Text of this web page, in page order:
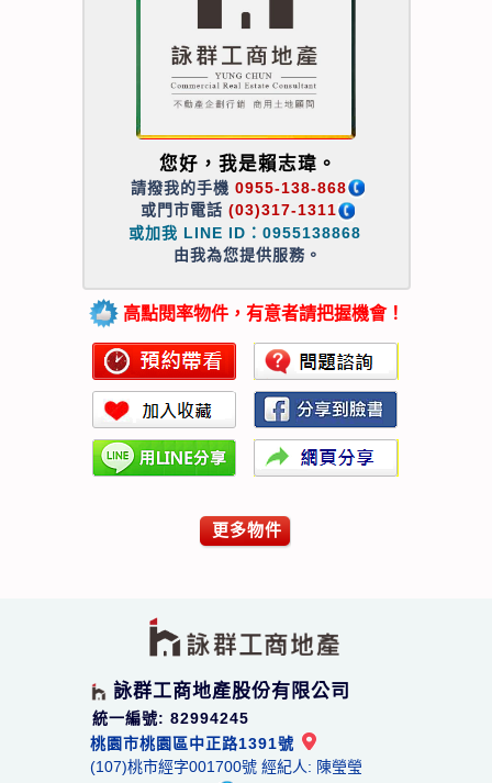
您好，我是賴志瑋。
請撥我的手機 0955-138-868
或門市電話 (03)317-1311
或加我 LINE ID：0955138868
由我為您提供服務。
高點閱率物件，有意者請把握機會！
更多物件
詠群工商地產股份有限公司
統一編號: 82994245
桃園市桃園區中正路1391號
(107)桃市經字001700號 經紀人: 陳瑩瑩